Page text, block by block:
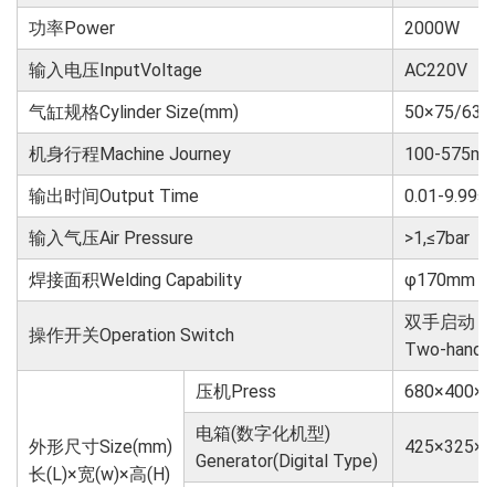
功率Power
2000W
输入电压InputVoltage
AC220V
气缸规格Cylinder Size(mm)
50×75/
机身行程Machine Journey
100-
输出时间Output Time
0.01-9.99s
输入气压Air Pressure
>1,≤7bar
焊接面积Welding Capability
φ170mm
操作开关Operation Switch
双手启动
Two-hand
外形尺寸Size(mm)
长(L)×宽(w)×高(H)
压机Press
电箱(数字化机型)
Generator(Digital Type)